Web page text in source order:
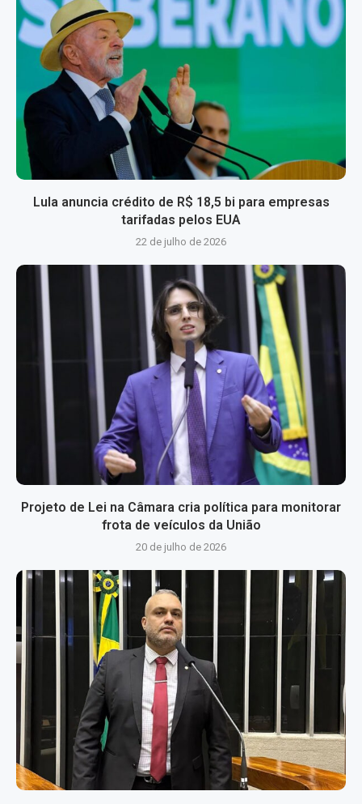
Lula anuncia crédito de R$ 18,5 bi para empresas
tarifadas pelos EUA
22 de julho de 2026
Projeto de Lei na Câmara cria política para monitorar
frota de veículos da União
20 de julho de 2026